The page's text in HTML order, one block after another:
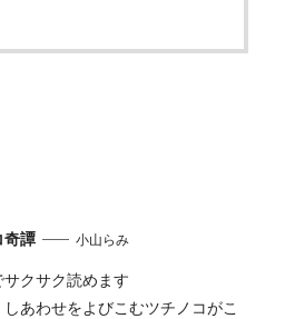
奇譚
小山らみ
クサク読めます
あわせをよびこむツチノコがこ